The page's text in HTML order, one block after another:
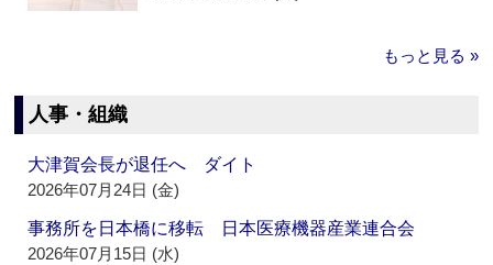
もっと見る »
人事・組織
大津賀会長が退任へ ダイト
2026年07月24日 (金)
事務所を日本橋に移転 日本医療機器産業連合会
2026年07月15日 (水)